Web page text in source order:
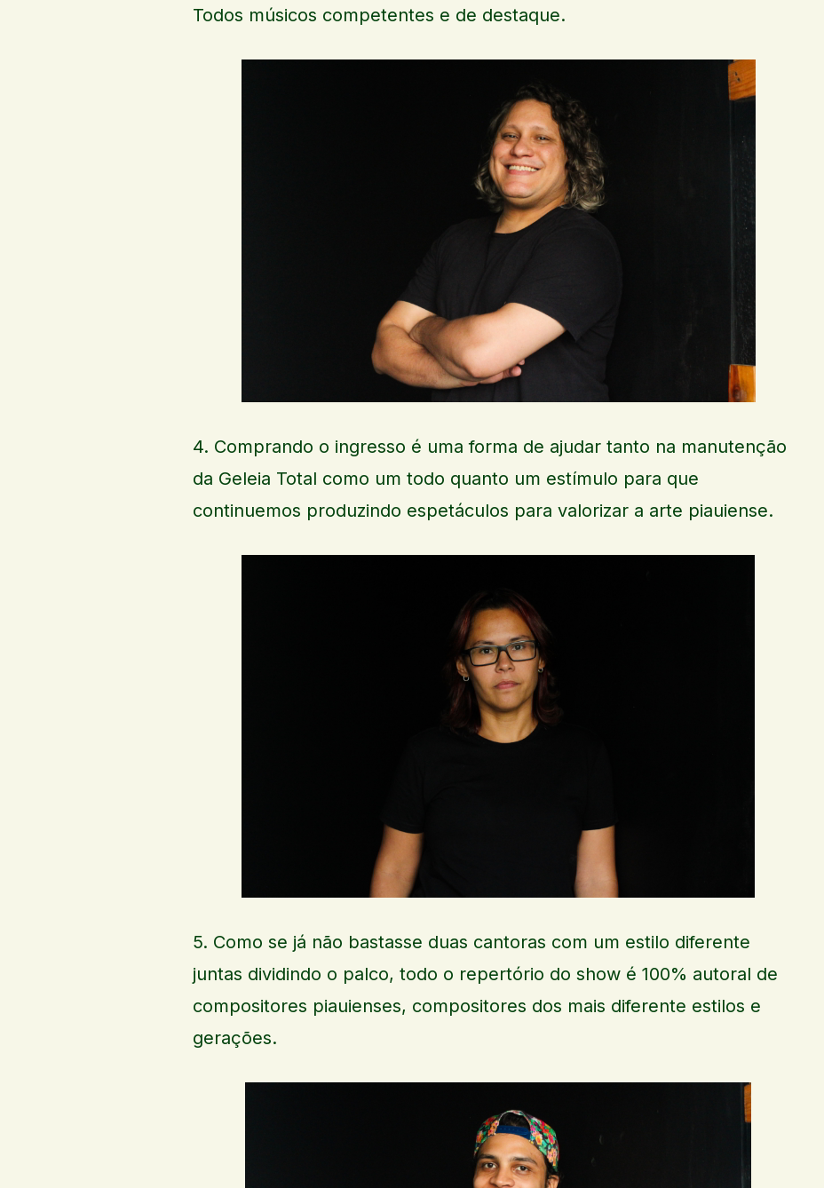
Todos músicos competentes e de destaque.
4. Comprando o ingresso é uma forma de ajudar tanto na manutenção
da Geleia Total como um todo quanto um estímulo para que
continuemos produzindo espetáculos para valorizar a arte piauiense.
5. Como se já não bastasse duas cantoras com um estilo diferente
juntas dividindo o palco, todo o repertório do show é 100% autoral de
compositores piauienses, compositores dos mais diferente estilos e
gerações.